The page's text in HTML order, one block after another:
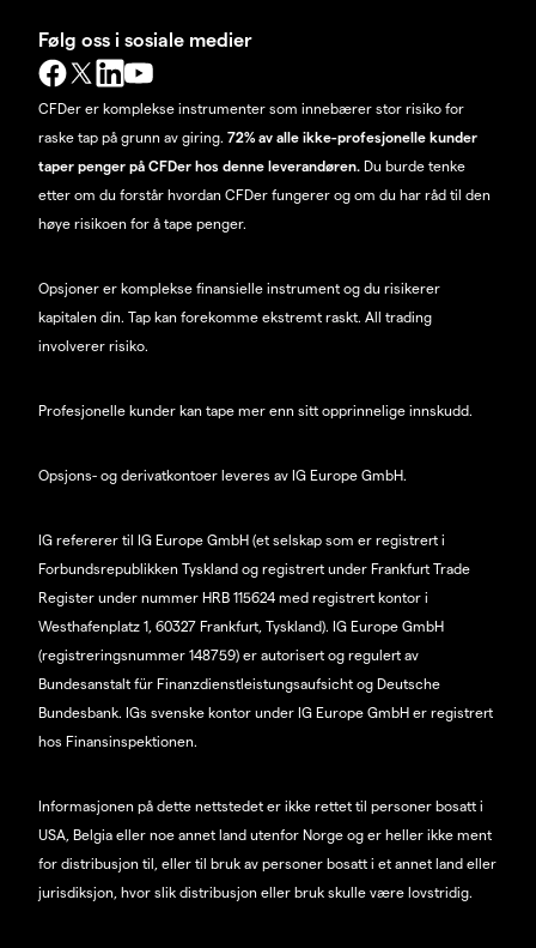
Følg oss i sosiale medier
CFDer er komplekse instrumenter som innebærer stor risiko for
raske tap på grunn av giring. 72% av alle ikke-profesjonelle kunder
taper penger på CFDer hos denne leverandøren. Du burde tenke
etter om du forstår hvordan CFDer fungerer og om du har råd til den
høye risikoen for å tape penger.
Opsjoner er komplekse finansielle instrument og du risikerer
kapitalen din. Tap kan forekomme ekstremt raskt. All trading
involverer risiko.
Profesjonelle kunder kan tape mer enn sitt opprinnelige innskudd.
Opsjons- og derivatkontoer leveres av IG Europe GmbH.
IG refererer til IG Europe GmbH (et selskap som er registrert i
Forbundsrepublikken Tyskland og registrert under Frankfurt Trade
Register under nummer HRB 115624 med registrert kontor i
Westhafenplatz 1, 60327 Frankfurt, Tyskland). IG Europe GmbH
(registreringsnummer 148759) er autorisert og regulert av
Bundesanstalt für Finanzdienstleistungsaufsicht og Deutsche
Bundesbank. IGs svenske kontor under IG Europe GmbH er registrert
hos Finansinspektionen.
Informasjonen på dette nettstedet er ikke rettet til personer bosatt i
USA, Belgia eller noe annet land utenfor Norge og er heller ikke ment
for distribusjon til, eller til bruk av personer bosatt i et annet land eller
jurisdiksjon, hvor slik distribusjon eller bruk skulle være lovstridig.